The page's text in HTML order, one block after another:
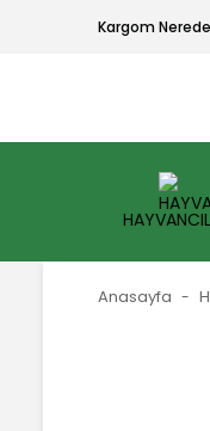
Kargom
Anasayfa